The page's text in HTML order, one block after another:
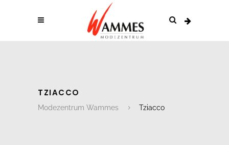
TZIACCO
Modezentrum Wammes Tziacco